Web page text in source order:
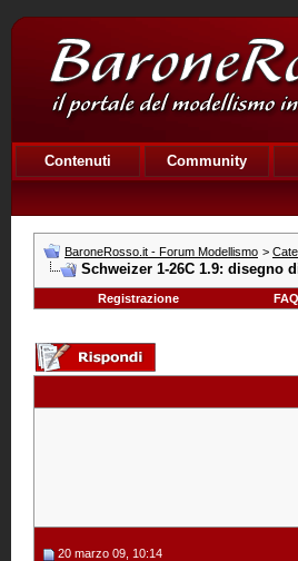
Contenuti Community
BaroneRosso.it - Forum Modellismo >
Schweizer 1-26C 1.9: disegno
Registrazione FAQ
20 marzo 09, 10:14